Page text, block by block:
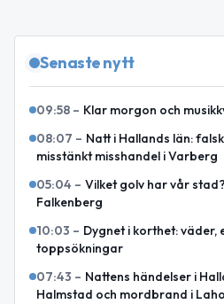
Senaste nytt
09:58 – Klar morgon och
08:07 – Natt i Hallands län:
misstänkt misshandel i Varberg
05:04 – Vilket golv har vår
Falkenberg
10:03 – Dygnet i korthet: väder,
toppsökningar
07:43 – Nattens händelser i
Halmstad och mordbrand i